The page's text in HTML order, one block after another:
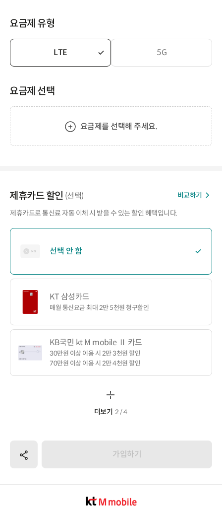
요금제 유형
LTE 5G
요금제 선택
요금제를 선택해 주세요.
제휴카드 할인 (선택) 비교하기
제휴카드로 통신료 자동 이체 시 받을 수 있는 할인 혜택입니다.
선택 안 함
KT 삼성카드
매월 통신요금 최대 2만 5천원 청구할인
KB국민 kt M mobile Ⅱ 카드
30만원 이상 이용 시 2만 3천원 할인
70만원 이상 이용 시 2만 4천원 할인
더보기 2 / 4
공유하기 가입하기